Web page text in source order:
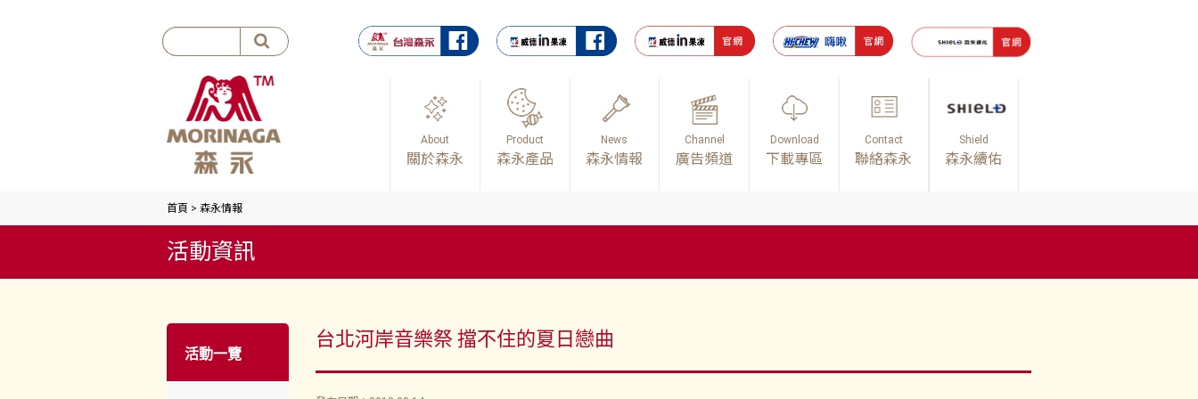
About
關於森永
Product
森永產品
News
森永情報
Channel
廣告頻道
Download
下載專區
Contact
聯絡森永
Shield
森永續佑
首頁 > 森永情報
活動資訊
活動一覽
台北河岸音樂祭 擋不住的夏日戀曲